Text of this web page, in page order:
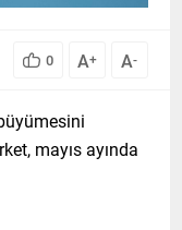
0 A+ A-
mayıs ayında